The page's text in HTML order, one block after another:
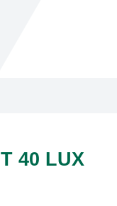
40 LUX